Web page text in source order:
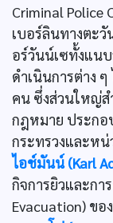
Criminal Police
เบอร์ลินทางตะวั
อร์วันน์เซทั้งแนบ
ดำเนินการต่าง
คน ซึ่งส่วนใหญ่
กฎหมาย ประก
กระทรวงและห
ไอช์มันน์ (Karl
กิจการยิวและกา
Evacuation) ขอ